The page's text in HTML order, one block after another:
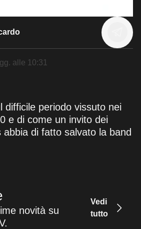
alle 10:31
difficile periodo vissuto nei
e di come un invito dei
abbia di fatto salvato la band
novità su
Vedi
tutto